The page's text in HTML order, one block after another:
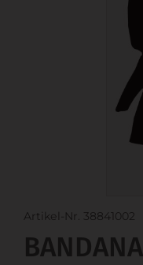
Artikel-Nr. 38841002